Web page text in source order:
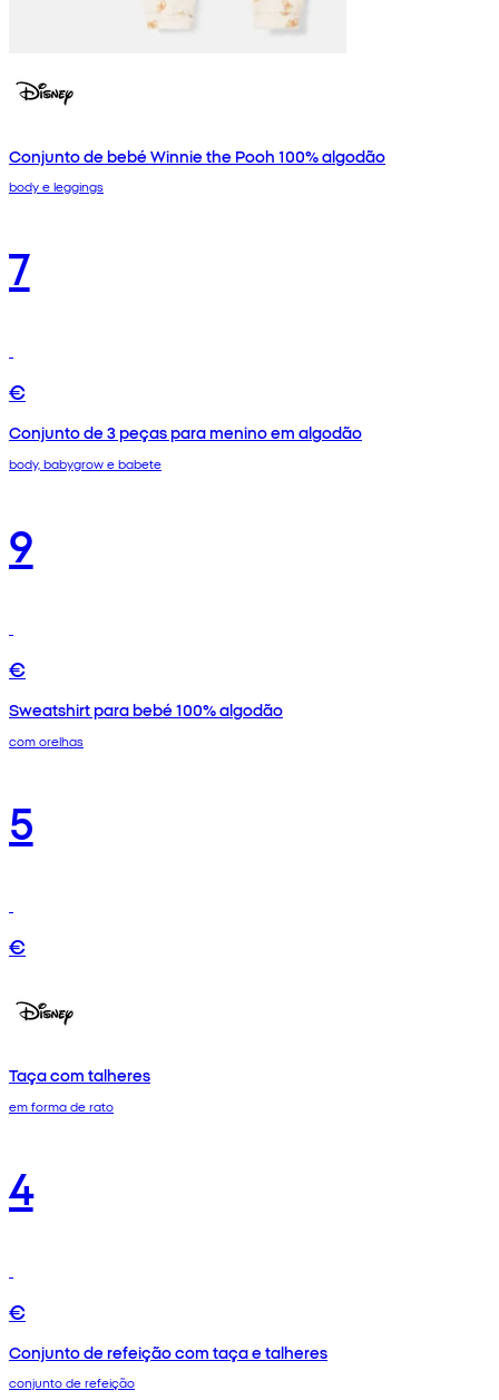
Conjunto de bebé Winnie the Pooh 100% algodão
body e leggings
7
€
Conjunto de 3 peças para menino em algodão
body, babygrow e babete
9
€
Sweatshirt para bebé 100% algodão
com orelhas
5
€
Taça com talheres
em forma de rato
4
€
Conjunto de refeição com taça e talheres
conjunto de refeição